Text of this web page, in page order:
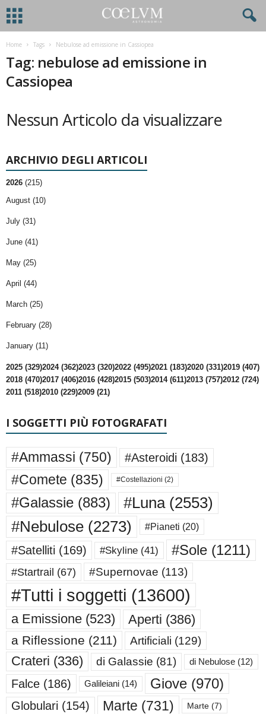
Home Tags Nebulose ad emissione in Cassiopea
Tag: nebulose ad emissione in
Cassiopea
Nessun Articolo da visualizzare
ARCHIVIO DEGLI ARTICOLI
2026 (215)
August (10)
July (31)
June (41)
May (25)
April (44)
March (25)
February (28)
January (11)
2025 (329)2024 (362)2023 (320)2022 (495)2021 (183)2020 (331)2019 (407)
2018 (470)2017 (406)2016 (428)2015 (503)2014 (611)2013 (757)2012 (724)
2011 (518)2010 (229)2009 (21)
I SOGGETTI PIÙ FOTOGRAFATI
#Ammassi (750) #Asteroidi (183)
#Comete (835) #Costellazioni (2)
#Galassie (883) #Luna(2553)
#Nebulose (2273) #Pianeti (20)
#Satelliti (169) #Skyline (41) #Sole (1211)
#Startrail (67) #Supernovae (113)
#Tutti i soggetti (13600)
a Emissione (523) Aperti (386)
a Riflessione (211) Artificiali (129)
Crateri (336) di Galassie (81) di Nebulose (12)
Falce (186) Galileiani (14) Giove (970)
Globulari (154) Marte (731) Marte (7)